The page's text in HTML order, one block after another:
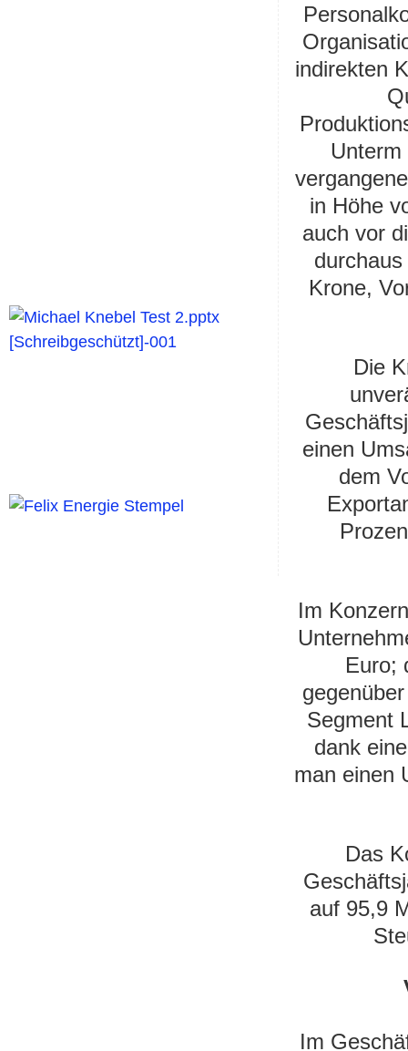
indirekten
in Höhe
auch vor
Krone,
Die
einen
dem
Im
Euro;
Segment
dank
man einen
Das
auf 95,9
Im